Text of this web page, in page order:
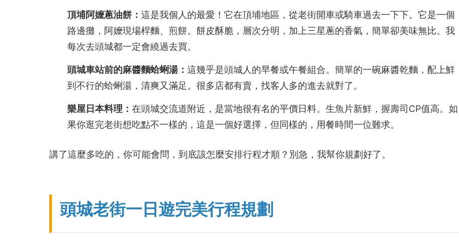
頂埔阿嬤蔥油餅：這是我個人的最愛！它在頂埔地區，從老街開車或騎車過去一下下。它是一個
路邊攤，阿嬤現場桿麵、煎餅。餅皮酥脆，層次分明，加上三星蔥的香氣，簡單卻美味無比。我
每次去頭城都一定會繞過去買。
頭城車站前的麻醬麵蛤蜊湯：這幾乎是頭城人的早餐或午餐組合。簡單的一碗麻醬乾麵，配上鮮
到不行的蛤蜊湯，清爽又滿足。很多店都有賣，找客人多的進去就對了。
樂屋日本料理：在頭城交流道附近，是當地很有名的平價日料。生魚片新鮮，握壽司CP值高。如
果你逛完老街想吃點不一樣的，這是一個好選擇，但同樣的，用餐時間一位難求。
講了這麼多吃的，你可能會問，到底該怎麼安排行程才順？別急，我幫你規劃好了。
頭城老街一日遊完美行程規劃